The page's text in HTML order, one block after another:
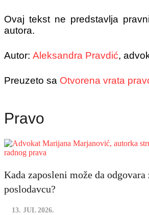
Ovaj tekst ne predstavlja
autora.
Autor: Aleksandra Pravdić,
Preuzeto sa Otvorena vrata
Pravo
Kada zaposleni može da
poslodavcu?
13. JUL 2026.